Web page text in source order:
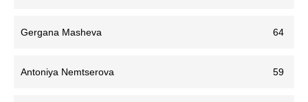
Gergana Masheva 64
Antoniya Nemtserova 59